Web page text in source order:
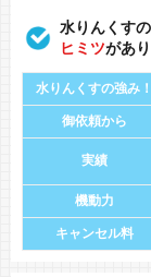
水りんくすの
ヒミツがあり
水りんくすの強み！
御依頼から
実績
機動力
キャンセル料